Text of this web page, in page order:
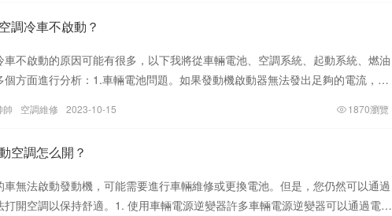
調冷車不啟動？
車不啟動的原因可能有很多，以下我將從車輛電池、空調系統、起動系統、燃油
個方面進行分析：1.車輛電池問題。如果發動機啟動器無法發出足夠的電流，那
就很難啟動，尤其在冷啟動時更為明顯
帥 空調維修 2023-10-15 1870瀏覽
空調怎么開？
車無法啟動發動機，可能需要進行車輛維修或更換電池。但是，您仍然可以通過
打開空調以保持舒適。1. 使用車輛電源逆變器許多車輛電源逆變器可以通過電池